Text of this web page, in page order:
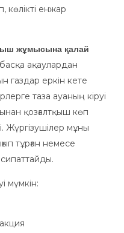
көлікті енжар
жұмысына қалай
ақаулардан
газдар еркін кете
таза ауаның кіруі
қозғалтқыш көп
Жүргізушілер мұны
тұрған немесе
сипаттайды.
мүмкін: